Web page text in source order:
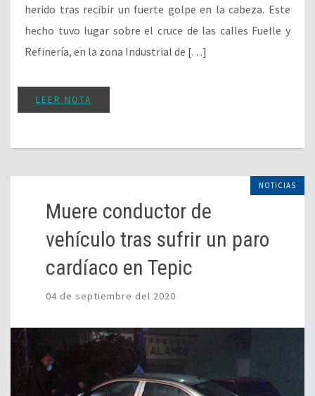
herido tras recibir un fuerte golpe en la cabeza. Este
hecho tuvo lugar sobre el cruce de las calles Fuelle y
Refinería, en la zona Industrial de […]
LEER NOTA
NOTICIAS
Muere conductor de
vehículo tras sufrir un paro
cardíaco en Tepic
04 de septiembre del 2020